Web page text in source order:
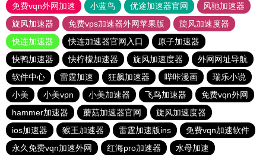
免费vqn外网加速
小蓝鸟 优途加速器官网
风驰加速器
旋风加速器
免费vps加速器外网苹果版
旋风加速度器
快连加速器
快连加速器官网入口
原子加速器
快鸭加速器
快柠檬加速器 旋风加速度器
外网网址导航
软件中心
雷霆加速 狂飙加速器 哔咔漫画
瑞乐小说
小美
小美vpn 小美加速器 飞鸟加速器
免费vqn外网
hammer加速器
蘑菇加速器官网
旋风加速度器
ios加速器
猴王加速器 雷霆加速版ins
免费vqn加速软件
永久免费vqn加速外网
红海pro加速器 水母加速